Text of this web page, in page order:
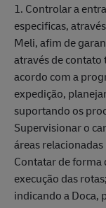
1. Controlar a
especificas,
Meli, afim de
através de contato
acordo com a
expedição,
suportando os
Supervisionar o
áreas
Contatar de
execução das
indicando a Doca,